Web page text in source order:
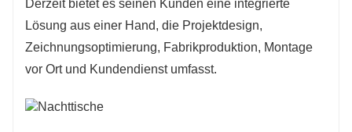
Derzeit bietet es seinen Kunden eine integrierte
Lösung aus einer Hand, die Projektdesign,
Zeichnungsoptimierung, Fabrikproduktion, Montage
vor Ort und Kundendienst umfasst.